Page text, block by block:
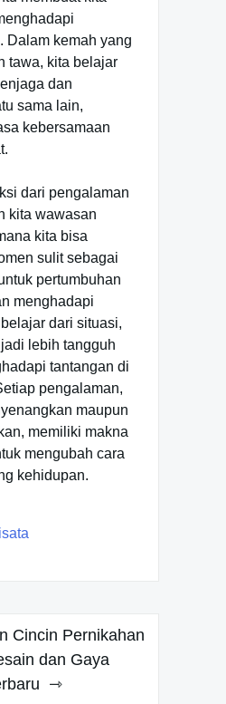
Dalam kemah yang
tawa, kita belajar
dan
sama lain,
kebersamaan
dari pengalaman
kita wawasan
kita bisa
sulit sebagai
pertumbuhan
menghadapi
dari situasi,
lebih tangguh
tantangan di
pengalaman,
maupun
memiliki makna
mengubah cara
kehidupan.
Cincin Pernikahan
dan Gaya